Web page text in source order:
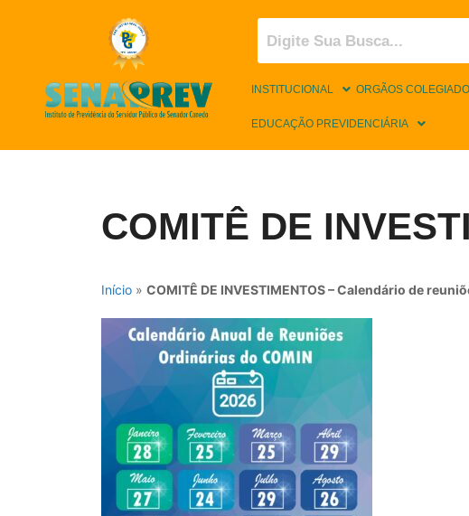
INSTITUCIONAL ORGÃOS
EDUCAÇÃO PREVIDENCIÁRIA
COMITÊ DE
Início » COMITÊ DE INVESTIMENTOS – Calendário de